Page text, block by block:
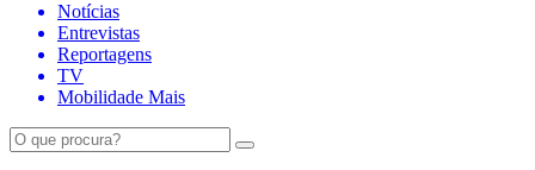
Notícias
Entrevistas
Reportagens
TV
Mobilidade Mais